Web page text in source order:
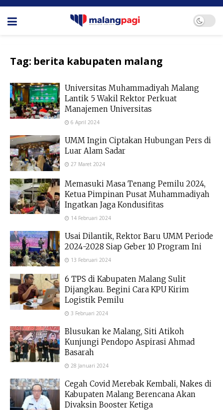
Tag: berita kabupaten malang
Universitas Muhammadiyah Malang
Lantik 5 Wakil Rektor Perkuat
Manajemen Universitas
6 April 2024
UMM Ingin Ciptakan Hubungan Pers di
Luar Alam Sadar
27 Maret 2024
Memasuki Masa Tenang Pemilu 2024,
Ketua Pimpinan Pusat Muhammadiyah
Ingatkan Jaga Kondusifitas
14 Februari 2024
Usai Dilantik, Rektor Baru UMM Periode
2024-2028 Siap Geber 10 Program Ini
13 Februari 2024
6 TPS di Kabupaten Malang Sulit
Dijangkau. Begini Cara KPU Kirim
Logistik Pemilu
3 Februari 2024
Blusukan ke Malang, Siti Atikoh
Kunjungi Pendopo Aspirasi Ahmad
Basarah
28 Januari 2024
Cegah Covid Merebak Kembali, Nakes di
Kabupaten Malang Berencana Akan
Divaksin Booster Ketiga